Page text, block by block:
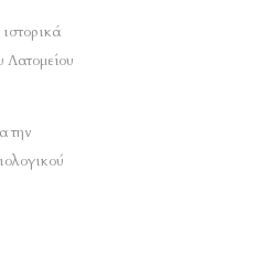
Λατομείου
την